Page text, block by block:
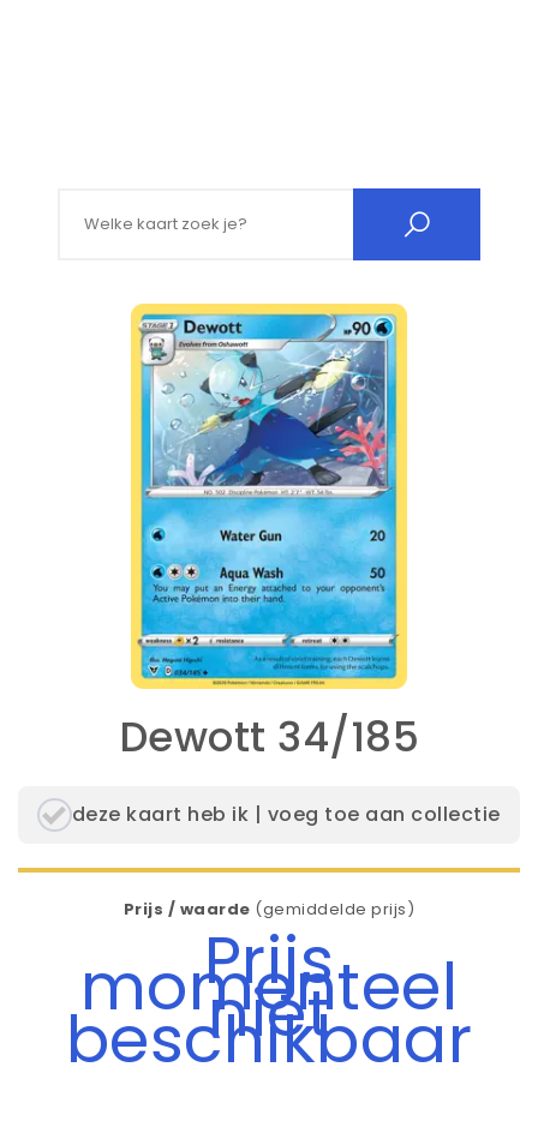
Dewott 34/185
deze kaart heb ik | voeg toe aan collectie
Prijs / waarde (gemiddelde prijs)
Prijs
momenteel
niet
beschikbaar